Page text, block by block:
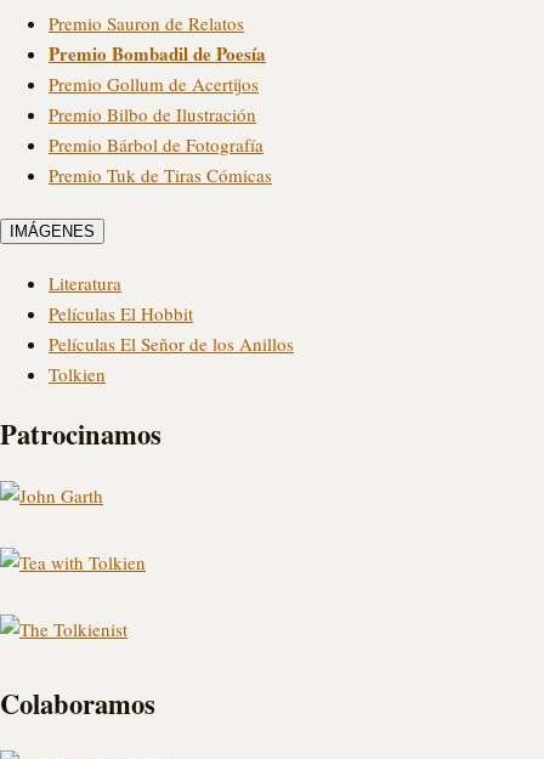
Premio Sauron de Relatos
Premio Bombadil de Poesía
Premio Gollum de Acertijos
Premio Bilbo de Ilustración
Premio Bárbol de Fotografía
Premio Tuk de Tiras Cómicas
IMÁGENES
Literatura
Películas El Hobbit
Películas El Señor de los Anillos
Tolkien
Patrocinamos
Colaboramos